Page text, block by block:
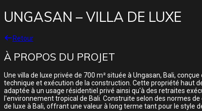
UNGASAN – VILLA DE LUXE
Retour
À PROPOS DU PROJET
Une villa de luxe privée de 700 m² située à Ungasan, Bali,
technique et exécution de la construction. Cette propriété haut
adaptée à un usage résidentiel privé ainsi qu'à des retraites
l'environnement tropical de Bali. Construite selon des normes
de luxe à Bali, offrant une valeur à long terme tant pour le style